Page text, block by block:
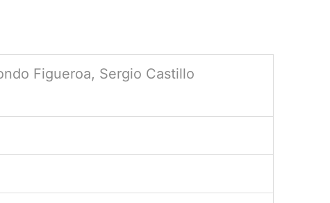
Figueroa, Sergio Castillo